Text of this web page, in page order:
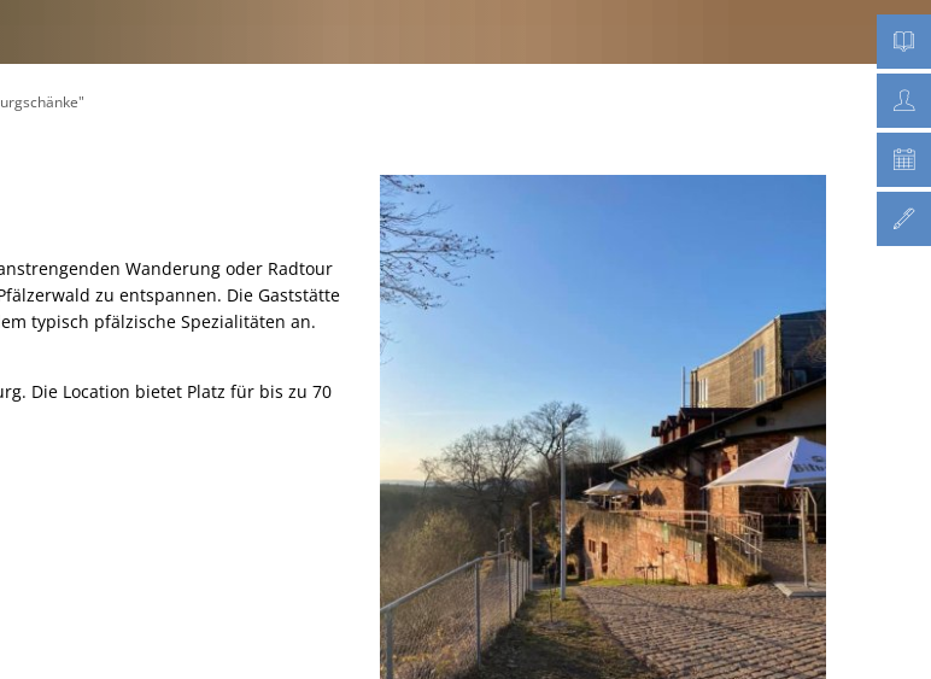
Wanderung oder Radtour
zu entspannen. Die Gaststätte
typisch pfälzische Spezialitäten an.
Die Location bietet Platz für bis zu 70